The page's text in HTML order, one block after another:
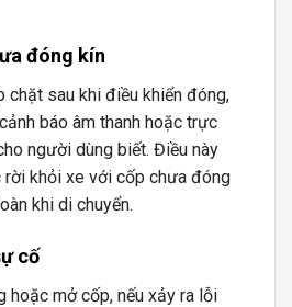
đóng kín
chặt sau khi điều khiển đóng,
báo âm thanh hoặc trực
người dùng biết. Điều này
rời khỏi xe với cốp chưa đóng
khi di chuyển.
cố
hoặc mở cốp, nếu xảy ra lỗi